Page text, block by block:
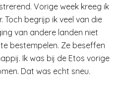
Vorige week kreeg ik
Toch begrijp ik veel van die
van andere landen niet
bestempelen. Ze beseffen
Ik was bij de Etos vorige
Dat was echt sneu.